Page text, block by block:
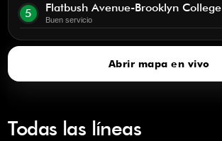
5 Flatbush Avenue-Brooklyn College
Buen servicio
Abrir mapa en vivo
Todas las líneas